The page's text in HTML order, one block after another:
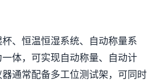
、恒温恒湿系统、自动称量系
体，可实现自动称量、自动计
通常配备多工位测试架，可同时